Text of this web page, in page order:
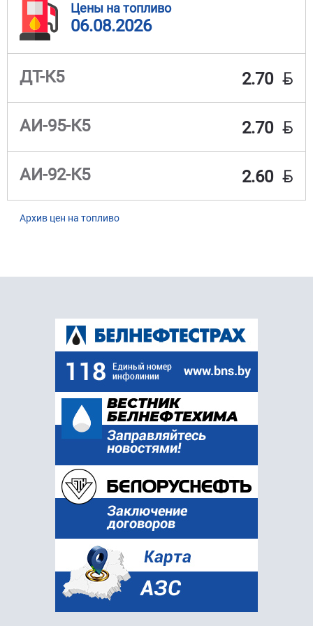
Цены на топливо
06.08.2026
ДТ-К5 2.70 BYN
АИ-95-К5 2.70 BYN
АИ-92-К5 2.60 BYN
Архив цен на топливо